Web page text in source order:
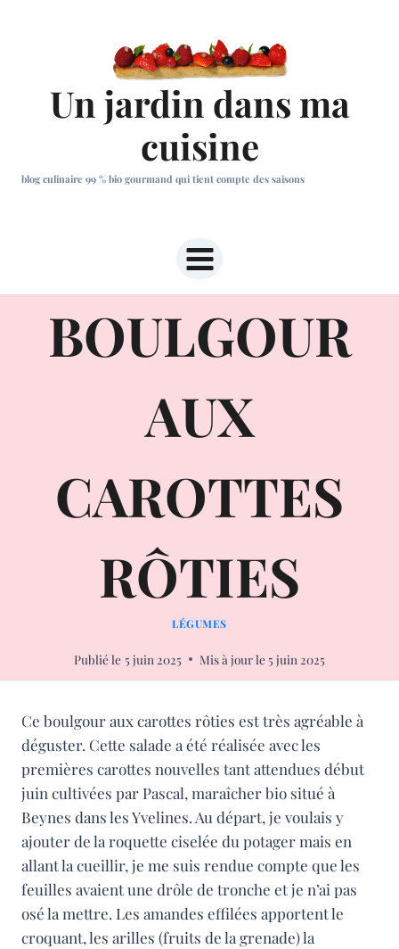
Un jardin dans ma
cuisine
blog culinaire 99 % bio gourmand qui tient compte des saisons
BOULGOUR
AUX
CAROTTES
RÔTIES
LÉGUMES
Publié le 5 juin 2025 Mis à jour le5 juin 2025
Ce boulgour aux carottes rôties est très agréable à
déguster. Cette salade a été réalisée avec les
premières carottes nouvelles tant attendues début
juin cultivées par Pascal, maraîcher bio situé à
Beynes dans les Yvelines. Au départ, je voulais y
ajouter de la roquette ciselée du potager mais en
allant la cueillir, je me suis rendue compte que les
feuilles avaient une drôle de tronche et je n’ai pas
osé la mettre. Les amandes effilées apportent le
croquant, les arilles (fruits de la grenade) la